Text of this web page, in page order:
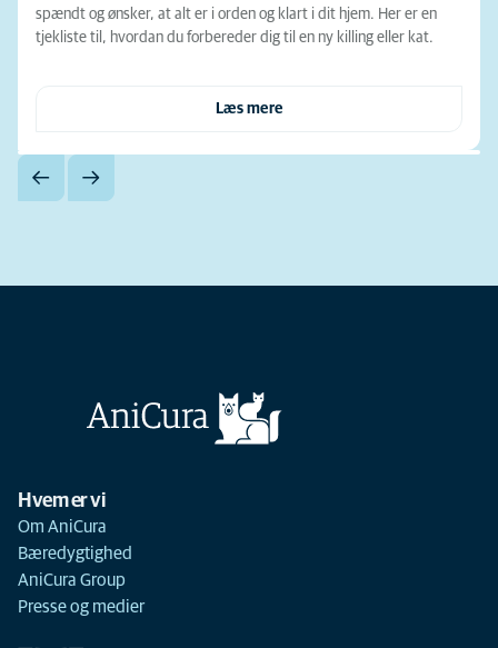
spændt og ønsker, at alt er i orden og klart i dit hjem. Her er en
tjekliste til, hvordan du forbereder dig til en ny killing eller kat.
Læs mere
Hvem er vi
Om AniCura
Bæredygtighed
AniCura Group
Presse og medier